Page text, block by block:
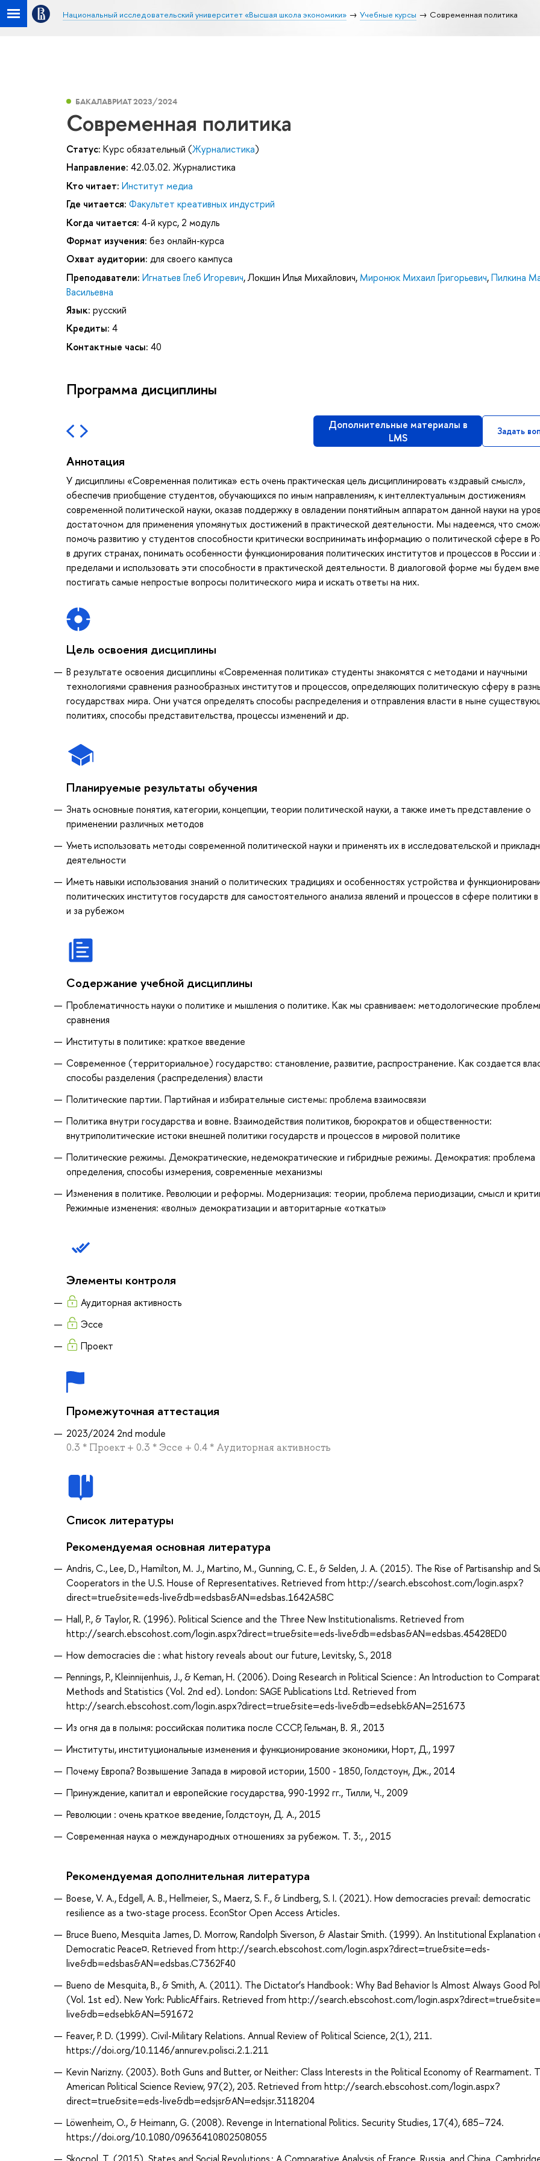
Национальный исследовательский университет «Высшая школа экономики» Учебные курсы Современная политика
БАКАЛАВРИАТ 2023/2024
Современная политика
Статус: Курс обязательный (Журналистика)
Направление: 42.03.02. Журналистика
Кто читает: Институт медиа
Где читается: Факультет креативных индустрий
Когда читается: 4-й курс, 2 модуль
Формат изучения: без онлайн-курса
Охват аудитории: для своего кампуса
Преподаватели: Игнатьев Глеб Игоревич,Локшин Илья Михайлович, Миронюк Михаил Григорьевич,Пилкина
Васильевна
Язык: русский
Кредиты: 4
Контактные часы: 40
Программа дисциплины
Дополнительные материалы в
LMS
Задать
Аннотация
У дисциплины «Современная политика» есть очень практическая цель дисциплинировать «здравый смысл»,
обеспечив приобщение студентов, обучающихся по иным направлениям, к интеллектуальным достижениям
современной политической науки, оказав поддержку в овладении понятийным аппаратом данной науки на
достаточном для применения упомянутых достижений в практической деятельности. Мы надеемся, что
помочь развитию у студентов способности критически воспринимать информацию о политической сфере в
в других странах, понимать особенности функционирования политических институтов и процессов в России и
пределами и использовать эти способности в практической деятельности. В диалоговой форме мы будем
постигать самые непростые вопросы политического мира и искать ответы на них.
Цель освоения дисциплины
В результате освоения дисциплины «Современная политика» студенты знакомятся с методами и научными
технологиями сравнения разнообразных институтов и процессов, определяющих политическую сферу в
государствах мира. Они учатся определять способы распределения и отправления власти в ныне
политиях, способы представительства, процессы изменений и др.
Планируемые результаты обучения
Знать основные понятия, категории, концепции, теории политической науки, а также иметь представление о
применении различных методов
Уметь использовать методы современной политической науки и применять их в исследовательской и
деятельности
Иметь навыки использования знаний о политических традициях и особенностях устройства и
политических институтов государств для самостоятельного анализа явлений и процессов в сфере политики в
и за рубежом
Содержание учебной дисциплины
Проблематичность науки о политике и мышления о политике. Как мы сравниваем: методологические
сравнения
Институты в политике: краткое введение
Современное (территориальное) государство: становление, развитие, распространение. Как создается
способы разделения (распределения) власти
Политические партии. Партийная и избирательные системы: проблема взаимосвязи
Политика внутри государства и вовне. Взаимодействия политиков, бюрократов и общественности:
внутриполитические истоки внешней политики государств и процессов в мировой политике
Политические режимы. Демократические, недемократические и гибридные режимы. Демократия: проблема
определения, способы измерения, современные механизмы
Изменения в политике. Революции и реформы. Модернизация: теории, проблема периодизации, смысл и
Режимные изменения: «волны» демократизации и авторитарные «откаты»
Элементы контроля
Аудиторная активность
Эссе
Проект
Промежуточная аттестация
2023/2024 2nd module
0.3 * Проект + 0.3 * Эссе + 0.4 * Аудиторная активность
Список литературы
Рекомендуемая основная литература
Andris, C., Lee, D., Hamilton, M. J., Martino, M., Gunning, C. E., & Selden, J. A. (2015). The Rise of Partisanship and
Cooperators in the U.S. House of Representatives. Retrieved from http://search.ebscohost.com/login.aspx?
direct=true&site=eds-live&db=edsbas&AN=edsbas.1642A58C
Hall, P., & Taylor, R. (1996). Political Science and the Three New Institutionalisms. Retrieved from
http://search.ebscohost.com/login.aspx?direct=true&site=eds-live&db=edsbas&AN=edsbas.45428ED0
How democracies die : what history reveals about our future, Levitsky, S., 2018
Pennings, P., Kleinnijenhuis, J., & Keman, H. (2006). Doing Research in Political Science : An Introduction to
Methods and Statistics (Vol. 2nd ed). London: SAGE Publications Ltd. Retrieved from
http://search.ebscohost.com/login.aspx?direct=true&site=eds-live&db=edsebk&AN=251673
Из огня да в полымя: российская политика после СССР, Гельман, В. Я., 2013
Институты, институциональные изменения и функционирование экономики, Норт, Д., 1997
Почему Европа? Возвышение Запада в мировой истории, 1500 - 1850, Голдстоун, Дж., 2014
Принуждение, капитал и европейские государства, 990-1992 гг., Тилли, Ч., 2009
Революции : очень краткое введение, Голдстоун, Д. А., 2015
Современная наука о международных отношениях за рубежом. Т. 3:, , 2015
Рекомендуемая дополнительная литература
Boese, V. A., Edgell, A. B., Hellmeier, S., Maerz, S. F., & Lindberg, S. I. (2021). How democracies prevail: democratic
resilience as a two-stage process. EconStor Open Access Articles.
Bruce Bueno, Mesquita James, D. Morrow, Randolph Siverson, & Alastair Smith. (1999). An Institutional
Democratic Peace¤. Retrieved from http://search.ebscohost.com/login.aspx?direct=true&site=eds-
live&db=edsbas&AN=edsbas.C7362F40
Bueno de Mesquita, B., & Smith, A. (2011). The Dictator’s Handbook : Why Bad Behavior Is Almost Always Good
(Vol. 1st ed). New York: PublicAffairs. Retrieved from http://search.ebscohost.com/
live&db=edsebk&AN=591672
Feaver, P. D. (1999). Civil-Military Relations. Annual Review of Political Science, 2(1), 211.
https://doi.org/10.1146/annurev.polisci.2.1.211
Kevin Narizny. (2003). Both Guns and Butter, or Neither: Class Interests in the Political Economy of Rearmament.
American Political Science Review, 97(2), 203. Retrieved from http://search.ebscohost.com/login.aspx?
direct=true&site=eds-live&db=edsjsr&AN=edsjsr.3118204
Löwenheim, O., & Heimann, G. (2008). Revenge in International Politics. Security Studies, 17(4), 685–724.
https://doi.org/10.1080/09636410802508055